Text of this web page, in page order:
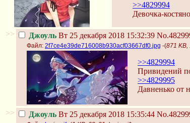
>>4829994
Девочка-
>> Джоуль Вт 25 декабря 2018 15:32:39
Файл: 2f7ce4e39de716008b930acf03667df0.jpg -(871 KB,
>>4829994
Привидений
>>4829995
Давненько от
>> Джоуль Вт 25 декабря 2018 15:35:44